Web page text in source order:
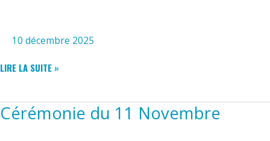
10 décembre 2025
SPECTACLE
LIRE LA SUITE »
Cérémonie du 11 Novembre